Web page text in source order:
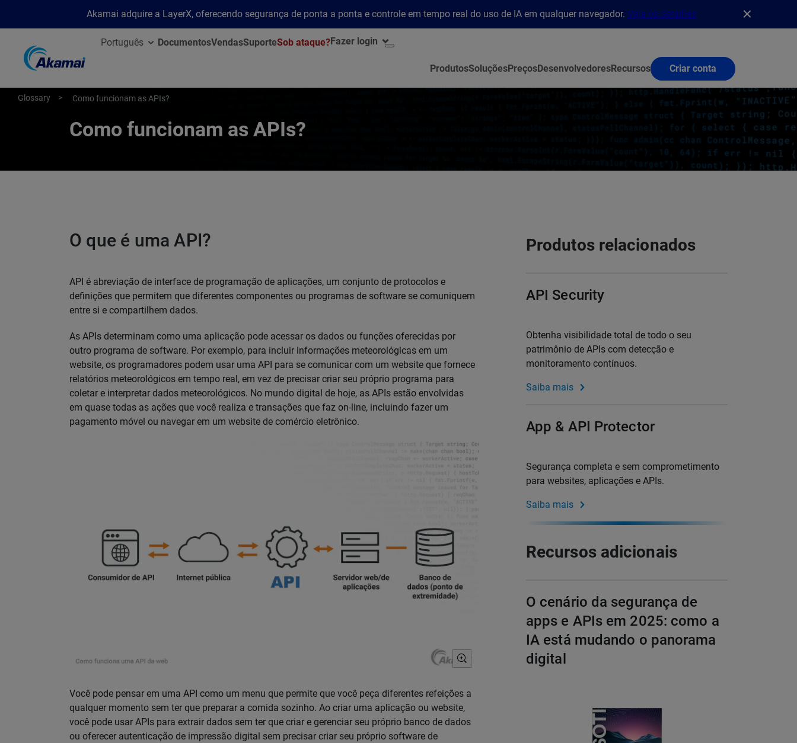
Akamai adquire a LayerX, oferecendo segurança de ponta a ponta e controle em tempo real do uso de IA em qualquer navegador. Veja os detalhes
Português DocumentosVendasSuporteSob ataque?Fazer login
ProdutosSoluçõesPreçosDesenvolvedoresRecursos Criar conta
Glossary Como funcionam as APIs?
Como funcionam as APIs?
O que é uma API?
API é abreviação de interface de programação de aplicações, um conjunto de protocolos e
definições que permitem que diferentes componentes ou programas de software se comuniquem
entre si e compartilhem dados.
As APIs determinam como uma aplicação pode acessar os dados ou funções oferecidas por
outro programa de software. Por exemplo, para incluir informações meteorológicas em um
website, os programadores podem usar uma API para se comunicar com um website que fornece
relatórios meteorológicos em tempo real, em vez de precisar criar seu próprio programa para
coletar e interpretar dados meteorológicos. No mundo digital de hoje, as APIs estão envolvidas
em quase todas as ações que você realiza e transações que faz on-line, incluindo fazer um
pagamento móvel ou navegar em um website de comércio eletrônico.
Você pode pensar em uma API como um menu que permite que você peça diferentes refeições a
qualquer momento sem ter que preparar a comida sozinho. Ao criar uma aplicação ou website,
você pode usar APIs para extrair dados sem ter que criar e gerenciar seu próprio banco de dados
ou oferecer autenticação de impressão digital sem precisar criar seu próprio software de
Produtos relacionados
API Security
Obtenha visibilidade total de todo o seu
patrimônio de APIs com detecção e
monitoramento contínuos.
Saiba mais
App & API Protector
Segurança completa e sem comprometimento
para websites, aplicações e APIs.
Saiba mais
Recursos adicionais
O cenário da segurança de
apps e APIs em 2025: como a
IA está mudando o panorama
digital